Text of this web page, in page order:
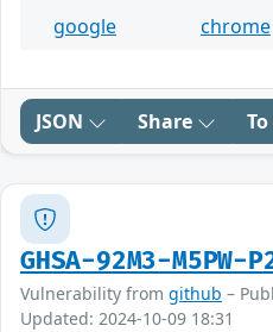
google chrome
JSON Share
GHSA-92M3-M5PW-
Vulnerability from github –
Updated: 2024-10-09 18:31